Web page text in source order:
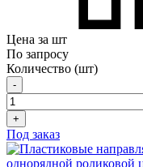
Цена за шт
По запросу
Количество (шт)
-
+
Под заказ